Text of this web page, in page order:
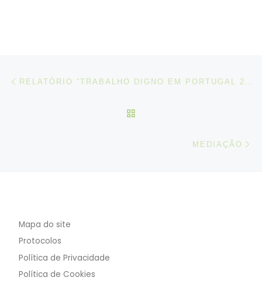
Post navigation
MEDIAÇÃO
Mapa do site
Protocolos
Política de Privacidade
Política de Cookies